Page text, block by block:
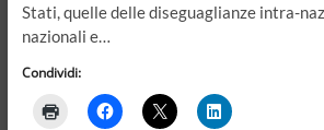
Stati, quelle delle diseguaglianze intra-
nazionali e…
Condividi: